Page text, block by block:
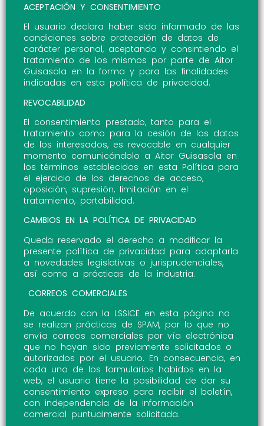
ACEPTACIÓN Y CONSENTIMIENTO
El usuario declara haber sido informado de las
condiciones sobre protección de datos de
carácter personal, aceptando y consintiendo el
tratamiento de los mismos por parte de Aitor
Guisasola en la forma y para las finalidades
indicadas en esta política de privacidad.
REVOCABILIDAD
El consentimiento prestado, tanto para el
tratamiento como para la cesión de los datos
de los interesados, es revocable en cualquier
momento comunicándolo a Aitor Guisasola en
los términos establecidos en esta Política para
el ejercicio de los derechos de acceso,
oposición, supresión, limitación en el
tratamiento, portabilidad.
CAMBIOS EN LA POLÍTICA DE PRIVACIDAD
Queda reservado el derecho a modificar la
presente política de privacidad para adaptarla
a novedades legislativas o jurisprudenciales,
así como a prácticas de la industria.
CORREOS COMERCIALES
De acuerdo con la LSSICE en esta página no
se realizan prácticas de SPAM, por lo que no
envía correos comerciales por vía electrónica
que no hayan sido previamente solicitados o
autorizados por el usuario. En consecuencia, en
cada uno de los formularios habidos en la
web, el usuario tiene la posibilidad de dar su
consentimiento expreso para recibir el boletín,
con independencia de la información
comercial puntualmente solicitada.